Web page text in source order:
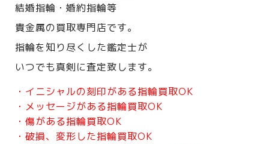
結婚指輪・婚約指輪等
貴金属の買取専門店です。
指輪を知り尽くした鑑定士が
いつでも真剣に査定致します。
・イニシャルの刻印がある指輪買取OK
・メッセージがある指輪買取OK
・傷がある指輪買取OK
・破損、変形した指輪買取OK